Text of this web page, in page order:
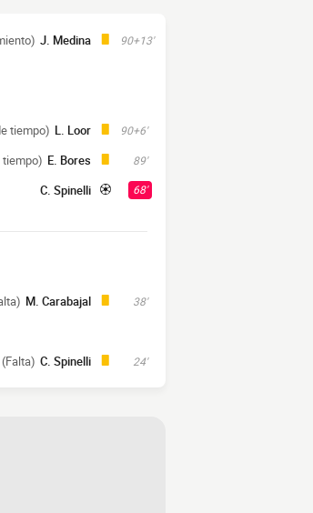
90+13'
J. Medina
90+6'
L. Loor
tiempo)
89'
E. Bores
tiempo)
68'
C. Spinelli
38'
M. Carabajal
24'
C. Spinelli
(Falta)